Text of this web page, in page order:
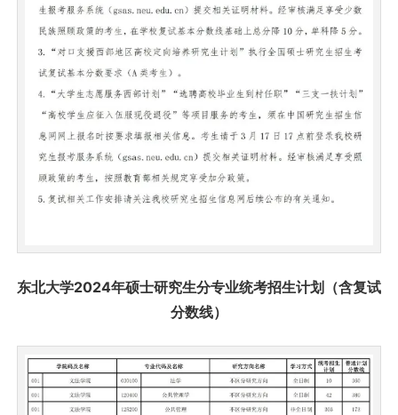
东北大学2024年硕士研究生分专业统考招生计划（含复试
分数线）